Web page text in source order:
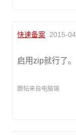
快速备案 2015-
启用zip就行了。
跟帖来自电脑端